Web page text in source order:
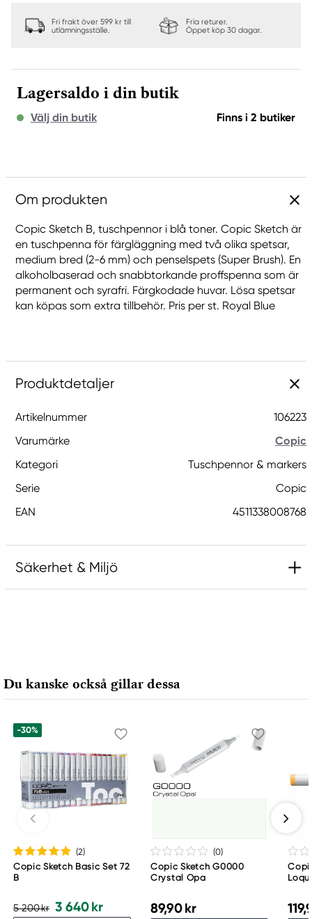
Fri frakt över 599 kr till
utlämningsställe.
Fria returer.
Öppet köp 30 dagar.
Lagersaldo i din butik
Välj din butik Finns i 2 butiker
Om produkten
Copic Sketch B, tuschpennor i blå toner. Copic Sketch är
en tuschpenna för färgläggning med två olika spetsar,
medium bred (2-6 mm) och penselspets (Super Brush). En
alkoholbaserad och snabbtorkande proffspenna som är
permanent och syrafri. Färgkodade huvar. Lösa spetsar
kan köpas som extra tillbehör. Pris per st. Royal Blue
Produktdetaljer
Artikelnummer
106223
Varumärke
Copic
Kategori
Tuschpennor & markers
Serie
Copic
EAN
4511338008768
Säkerhet & Miljö
65205 Wiesbaden, Germany
export@holtz-gmbh.de
Copic
Too Marker Products Inc.
Meguro Higashiyama Bldg., 1-4-4 Higashiyama,
Meguro-ku
www.toomarker.co.jp
Du kanske också gillar dessa
-30%
(2)
Copic Sketch Basic Set 72
B
5 200 kr 3 640 kr
(0)
Copic Sketch G0000
Crystal Opa
89,90 kr